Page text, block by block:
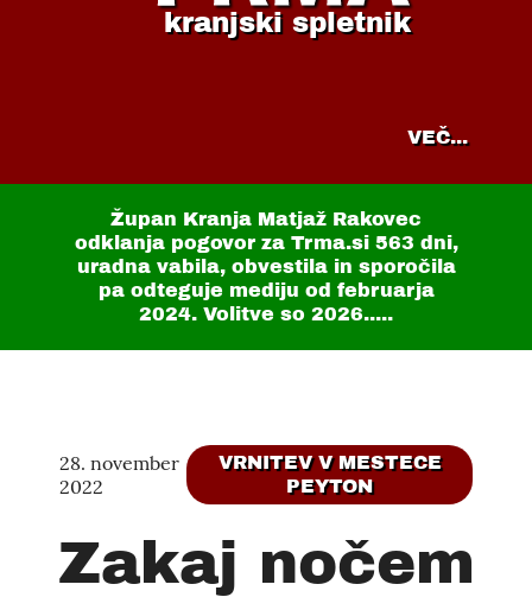
kranjski spletnik
VEČ...
Župan Kranja Matjaž Rakovec
odklanja pogovor za Trma.si 563 dni,
uradna vabila, obvestila in sporočila
pa odteguje mediju od februarja
2024. Volitve so 2026.....
28. november
2022
VRNITEV V MESTECE
PEYTON
Zakaj nočem